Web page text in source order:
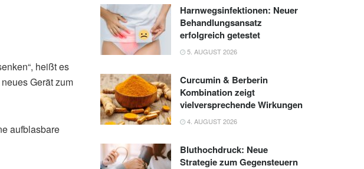
heißt es
Gerät zum
aufblasbare
Harnwegsinfektionen: Neuer
Behandlungsansatz
erfolgreich getestet
5. AUGUST 2026
Curcumin & Berberin
Kombination zeigt
vielversprechende Wirkungen
4. AUGUST 2026
Bluthochdruck: Neue
Strategie zum Gegensteuern